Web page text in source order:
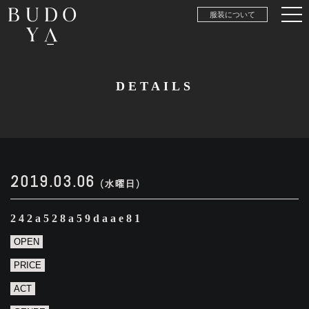
服装について
DETAILS
2019.03.06 (水曜日)
242a528a59daae81
OPEN
PRICE
ACT